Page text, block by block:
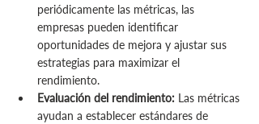
periódicamente las métricas, las
empresas pueden identificar
oportunidades de mejora y ajustar sus
estrategias para maximizar el
rendimiento.
Evaluación del rendimiento: Las métricas
ayudan a establecer estándares de